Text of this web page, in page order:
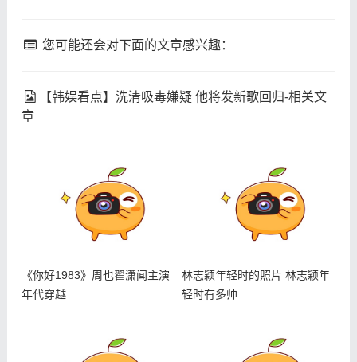
您可能还会对下面的文章感兴趣：
【韩娱看点】洗清吸毒嫌疑 他将发新歌回归-相关文
章
《你好1983》周也翟潇闻主演
年代穿越
林志颖年轻时的照片 林志颖年
轻时有多帅